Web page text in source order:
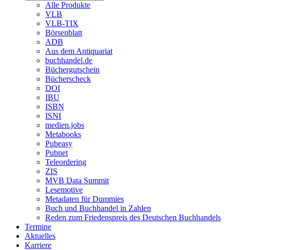
Alle Produkte
VLB
VLB-TIX
Börsenblatt
ADB
Aus dem Antiquariat
buchhandel.de
Büchergutschein
Bücherscheck
DOI
IBU
ISBN
ISNI
medien.jobs
Metabooks
Pubeasy
Pubnet
Teleordering
ZIS
MVB Data Summit
Lesemotive
Metadaten für Dummies
Buch und Buchhandel in Zahlen
Reden zum Friedenspreis des Deutschen Buchhandels
Termine
Aktuelles
Karriere